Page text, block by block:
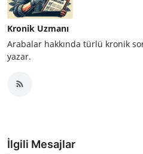
Kronik Uzmanı
Arabalar hakkında türlü kronik
yazar.
İlgili Mesajlar